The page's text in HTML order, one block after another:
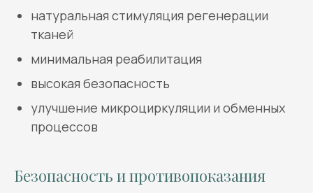
натуральная стимуляция регенерации
тканей
минимальная реабилитация
высокая безопасность
улучшение микроциркуляции и обменных
процессов
Безопасность и противопоказания